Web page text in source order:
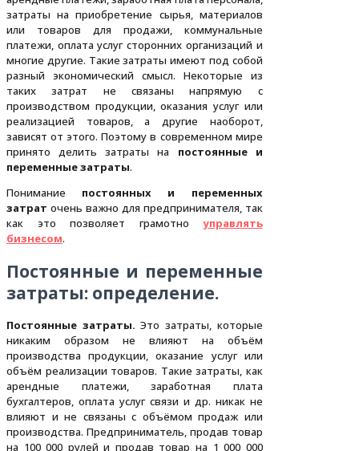
затраты на приобретение сырья, материалов
или товаров для продажи, коммунальные
платежи, оплата услуг сторонних организаций и
многие другие. Такие затраты имеют под собой
разный экономический смысл. Некоторые из
таких затрат не связаны напрямую с
производством продукции, оказания услуг или
реализацией товаров, а другие наоборот,
зависят от этого. Поэтому в современном мире
принято делить затраты на постоянные и
переменные затраты.
Понимание постоянных и переменных
затрат очень важно для предпринимателя, так
как это позволяет грамотноуправлять
бизнесом.
Постоянные и переменные
затраты: определение.
Постоянные затраты. Это затраты, которые
никаким образом не влияют на объём
производства продукции, оказание услуг или
объём реализации товаров. Такие затраты, как
арендные платежи, заработная плата
бухгалтеров, оплата услуг связи и др. никак не
влияют и не связаны с объёмом продаж или
производства. Предприниматель, продав товар
на 100 000 рулей и продав товар на 1 000 000